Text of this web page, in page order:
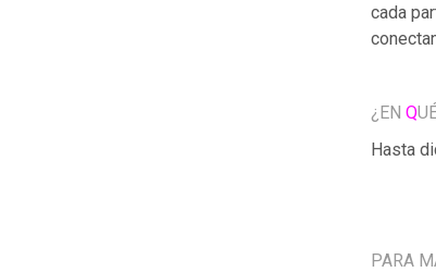
cada
¿EN Q
Hasta
PARA